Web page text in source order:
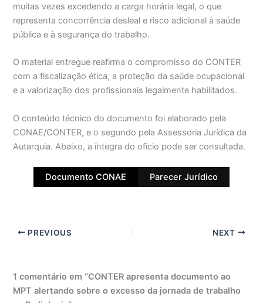
muitas vezes excedendo a carga horária legal, o que
representa concorrência desleal e risco adicional à saúde
pública e à segurança do trabalho.
O material entregue reafirma o compromisso do CONTER
com a fiscalização ética, a proteção da saúde ocupacional
e a valorização dos profissionais legalmente habilitados.
O conteúdo técnico do documento foi elaborado pela
CONAE/CONTER, e o segundo pela Assessoria Jurídica da
Autarquia. Abaixo, a íntegra do ofício pode ser consultada.
Documento CONAE Parecer Jurídico
PREVIOUS NEXT
1 comentário em “CONTER apresenta documento ao
MPT alertando sobre o excesso da jornada de trabalho